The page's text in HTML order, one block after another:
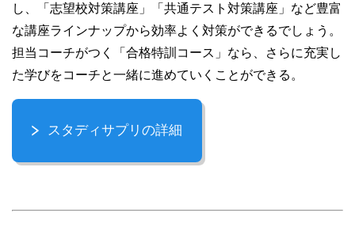
し、「志望校対策講座」「共通テスト対策講座」など豊富
な講座ラインナップから効率よく対策ができるでしょう。
担当コーチがつく「合格特訓コース」なら、さらに充実し
た学びをコーチと一緒に進めていくことができる。
スタディサプリの詳細